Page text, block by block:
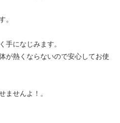
。
手になじみます。
が熱くならないので安心してお使
ませんよ！。